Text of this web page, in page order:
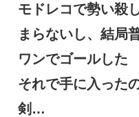
モドレコで勢い殺
まらないし、結局
ワンでゴールした
それで手に入った
剣…